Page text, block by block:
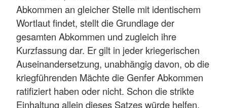
Abkommen an gleicher Stelle mit identischem
Wortlaut findet, stellt die Grundlage der
gesamten Abkommen und zugleich ihre
Kurzfassung dar. Er gilt in jeder kriegerischen
Auseinandersetzung, unabhängig davon, ob die
kriegführenden Mächte die Genfer Abkommen
ratifiziert haben oder nicht. Schon die strikte
Einhaltung allein dieses Satzes würde helfen,